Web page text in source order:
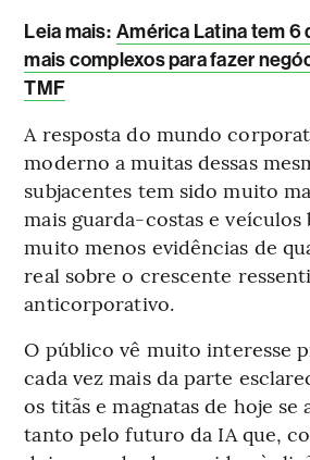
Leia mais: América Latina tem 6
mais complexos para fazer
TMF
A resposta do mundo
moderno a muitas dessas
subjacentes tem sido muito
mais guarda-costas e veículos
muito menos evidências de
real sobre o crescente
anticorporativo.
O público vê muito interesse
cada vez mais da parte
os titãs e magnatas de hoje se
tanto pelo futuro da IA que,